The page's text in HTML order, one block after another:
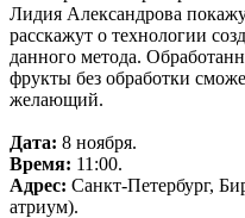
Лидия Александрова
расскажут о технологии
данного метода.
фрукты без обработки
желающий.
Дата: 8 ноября.
Время: 11:00.
Адрес: Санкт-Петербург,
атриум).